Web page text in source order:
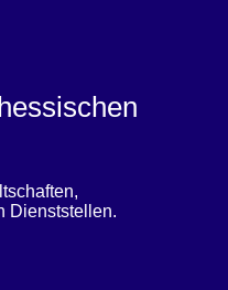
Dienststellen.